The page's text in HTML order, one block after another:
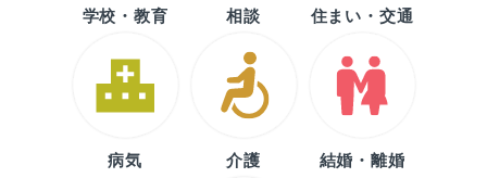
学校・教育 相談 住まい・交通
病気 介護 結婚・離婚